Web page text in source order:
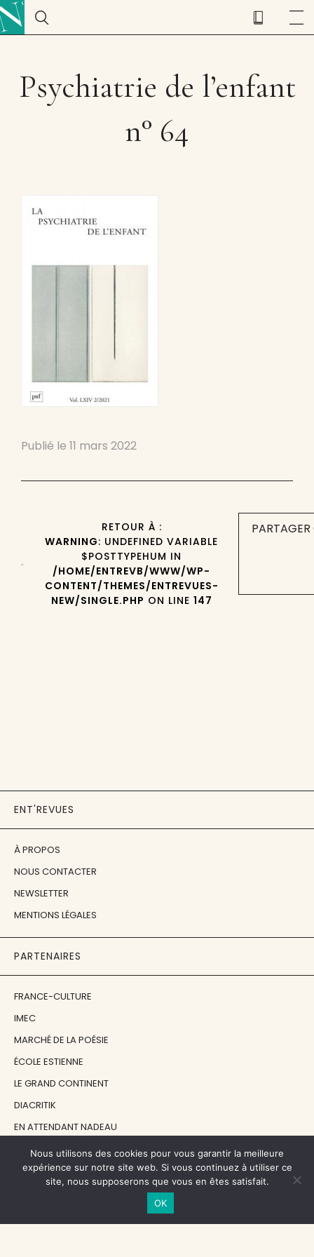
Psychiatrie de l’enfant
n° 64
Publié le 11 mars 2022
RETOUR À :
WARNING: UNDEFINED VARIABLE
$POSTTYPEHUM IN
/HOME/ENTREVB/WWW/WP-
CONTENT/THEMES/ENTREVUES-
NEW/SINGLE.PHP ON LINE 147
ENT'REVUES
À PROPOS
NOUS CONTACTER
NEWSLETTER
MENTIONS LÉGALES
PARTENAIRES
FRANCE-CULTURE
IMEC
MARCHÉ DE LA POÉSIE
ÉCOLE ESTIENNE
LE GRAND CONTINENT
DIACRITIK
EN ATTENDANT NADEAU
NOS SOUTIENS
Nous utilisons des cookies pour vous garantir la meilleure
expérience sur notre site web. Si vous continuez à utiliser ce
site, nous supposerons que vous en êtes satisfait.
OK